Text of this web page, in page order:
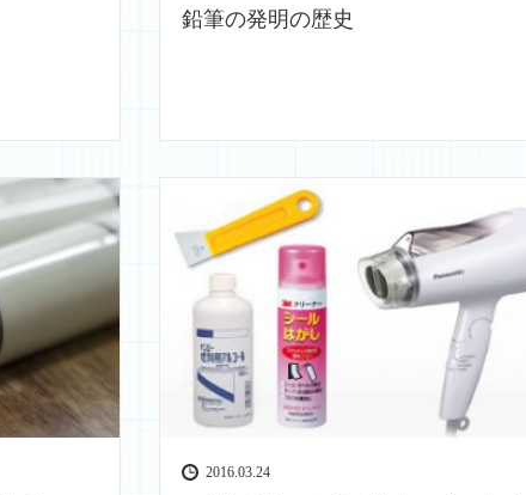
鉛筆の発明の歴史
2016.03.24